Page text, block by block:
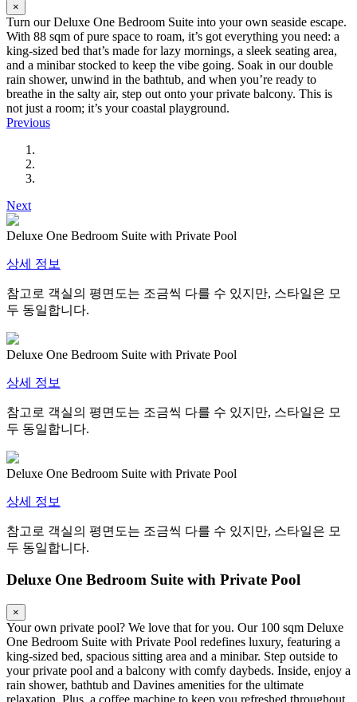
×
Turn our Deluxe One Bedroom Suite into your own seaside escape.
With 88 sqm of pure space to roam, it’s got everything you need: a
king-sized bed that’s made for lazy mornings, a sleek seating area,
and a minibar stocked to keep the vibe going. Soak in our double
rain shower, unwind in the bathtub, and when you’re ready to
breathe in the salty air, step out onto your private balcony. This is
not just a room; it’s your coastal playground.
Previous
Next
Deluxe One Bedroom Suite with Private Pool
상세 정보
참고로 객실의 평면도는 조금씩 다를 수 있지만, 스타일은 모
두 동일합니다.
Deluxe One Bedroom Suite with Private Pool
상세 정보
참고로 객실의 평면도는 조금씩 다를 수 있지만, 스타일은 모
두 동일합니다.
Deluxe One Bedroom Suite with Private Pool
상세 정보
참고로 객실의 평면도는 조금씩 다를 수 있지만, 스타일은 모
두 동일합니다.
Deluxe One Bedroom Suite with Private Pool
×
Your own private pool? We love that for you. Our 100 sqm Deluxe
One Bedroom Suite with Private Pool redefines luxury, featuring a
king-sized bed, spacious sitting area and a minibar. Step outside to
your private pool and a balcony with comfy daybeds. Inside, enjoy a
rain shower, bathtub and Davines amenities for the ultimate